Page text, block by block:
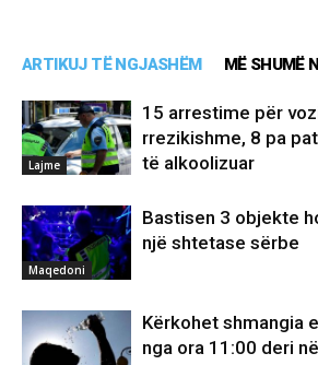
ARTIKUJ TË NGJASHËM MË SHUMË
Lajme
15 arrestime për
rrezikishme, 8 pa
të alkoolizuar
Maqedoni
Bastisen 3 objekte
një shtetase sërbe
Kërkohet shmangia
nga ora 11:00 deri